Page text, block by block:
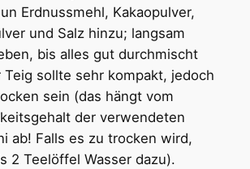
Erdnussmehl, Kakaopulver,
und Salz hinzu; langsam
bis alles gut durchmischt
Teig sollte sehr kompakt, jedoch
sein (das hängt vom
der verwendeten
ab! Falls es zu trocken wird,
2 Teelöffel Wasser dazu).